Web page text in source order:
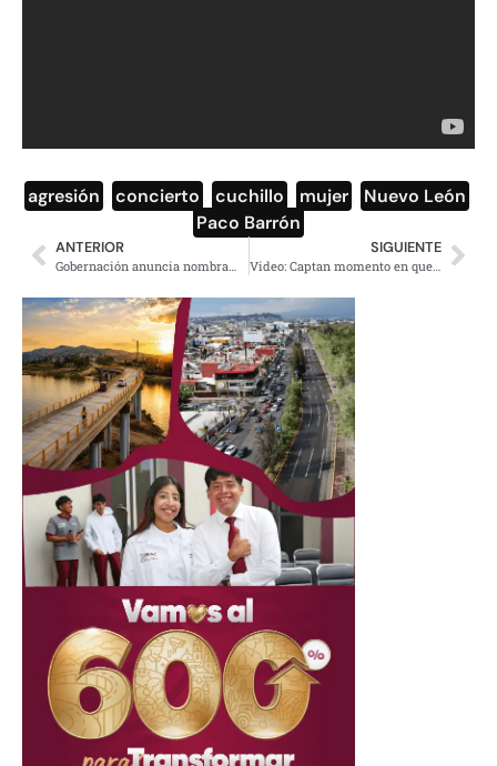
agresión concierto cuchillo mujer Nuevo León
Paco Barrón
ANTERIOR SIGUIENTE
Video: Captan momento en que tiburón martillo devora una mantarraya en Cozumel